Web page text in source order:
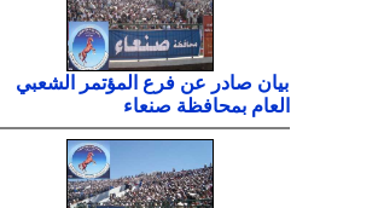
بيان صادر عن فرع المؤتمر الشعبي
العام بمحافظة صنعاء